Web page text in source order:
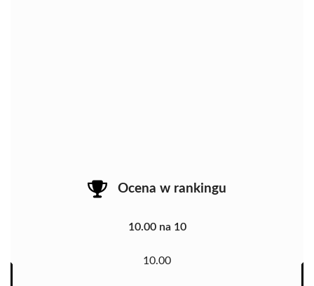
Ocena w rankingu
10.00 na 10
10.00